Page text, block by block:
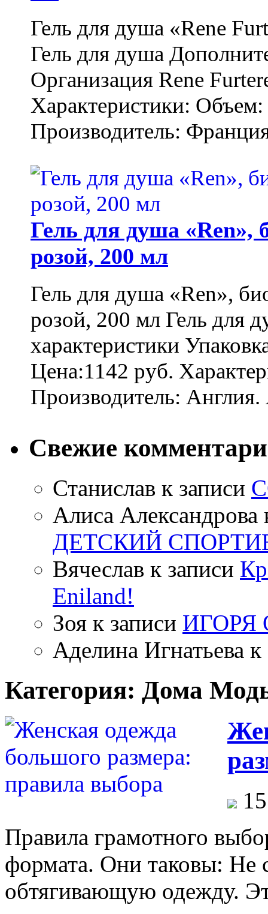
Гель для душа «Rene
Гель для душа
Организация Rene
Характеристики:
Производитель:
Гель для душа «Ren»,
розой, 200 мл
Гель для душа «Ren»,
розой, 200 мл Гель для
характеристики
Цена:1142 руб.
Производитель:
Свежие
Станислав к записи
Алиса Александрова
ДЕТСКИЙ
Вячеслав к записи
Eniland!
Зоя к записи ИГОРЯ
Аделина Игнатьева к
Категория: Дома
Правила грамотного
формата. Они таковы: Не
обтягивающую одежду.